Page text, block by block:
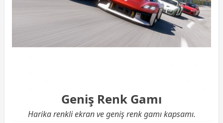
Geniş Renk Gamı
Harika renkli ekran ve geniş renk gamı kapsamı.